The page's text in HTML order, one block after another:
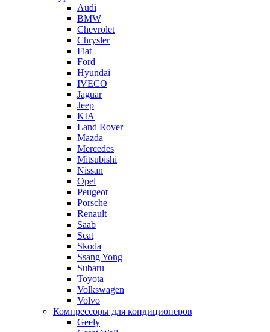
Audi
BMW
Chevrolet
Chrysler
Fiat
Ford
Hyundai
IVECO
Jaguar
Jeep
KIA
Land Rover
Mazda
Mercedes
Mitsubishi
Nissan
Opel
Peugeot
Porsche
Renault
Saab
Seat
Skoda
Ssang Yong
Subaru
Toyota
Volkswagen
Volvo
Компрессоры для кондиционеров
Geely